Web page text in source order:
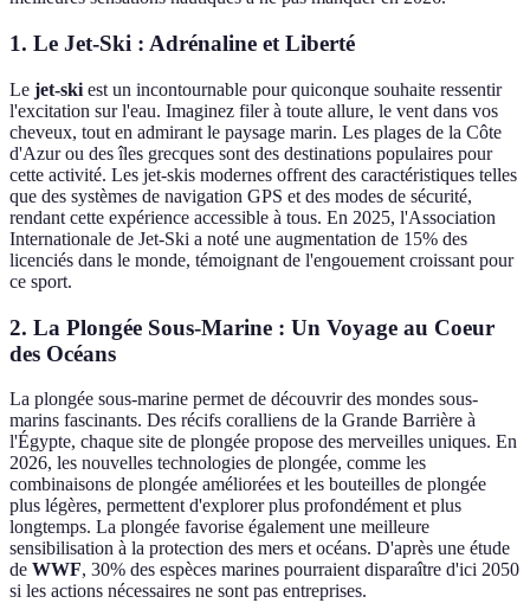
1. Le Jet-Ski : Adrénaline et Liberté
Le jet-ski est un incontournable pour quiconque souhaite ressentir
l'excitation sur l'eau. Imaginez filer à toute allure, le vent dans vos
cheveux, tout en admirant le paysage marin. Les plages de la Côte
d'Azur ou des îles grecques sont des destinations populaires pour
cette activité. Les jet-skis modernes offrent des caractéristiques telles
que des systèmes de navigation GPS et des modes de sécurité,
rendant cette expérience accessible à tous. En 2025, l'Association
Internationale de Jet-Ski a noté une augmentation de 15% des
licenciés dans le monde, témoignant de l'engouement croissant pour
ce sport.
2. La Plongée Sous-Marine : Un Voyage au Coeur
des Océans
La plongée sous-marine permet de découvrir des mondes sous-
marins fascinants. Des récifs coralliens de la Grande Barrière à
l'Égypte, chaque site de plongée propose des merveilles uniques. En
2026, les nouvelles technologies de plongée, comme les
combinaisons de plongée améliorées et les bouteilles de plongée
plus légères, permettent d'explorer plus profondément et plus
longtemps. La plongée favorise également une meilleure
sensibilisation à la protection des mers et océans. D'après une étude
de WWF, 30% des espèces marines pourraient disparaître d'ici 2050
si les actions nécessaires ne sont pas entreprises.